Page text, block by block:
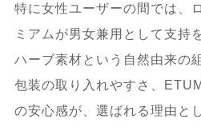
特に女性ユーザーの間では、
ミアムが男女兼用として支持
ハーブ素材という自然由来の
包装の取り入れやすさ、
の安心感が、選ばれる理由と